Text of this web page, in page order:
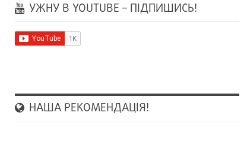
УЖНУ В YOUTUBE – ПІДПИШИСЬ!
НАША РЕКОМЕНДАЦІЯ!